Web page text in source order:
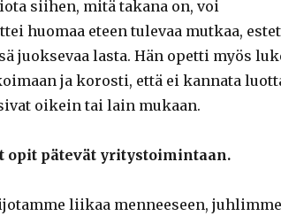
siihen, mitä takana on, voi
huomaa eteen tulevaa mutkaa,
juoksevaa lasta. Hän opetti myös
ja korosti, että ei kannata
oikein tai lain mukaan.
opit pätevät yritystoimintaan.
liikaa menneeseen,